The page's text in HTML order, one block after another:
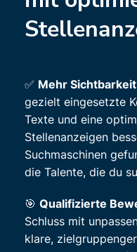
✅ Mehr
gezielt eingesetzte
Texte und eine
Stellenanzeigen
Suchmaschinen
die Talente, die du
🎯 Qualifizierte
Schluss mit
klare,